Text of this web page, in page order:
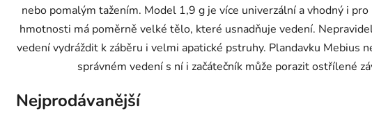
nebo pomalým tažením. Model 1,9 g je více univerzální a vhodný i
hmotnosti má poměrně velké tělo, které usnadňuje vedení.
vedení vydráždit k záběru i velmi apatické pstruhy. Plandavku Mebius
správném vedení s ní i začátečník může porazit ostřílené
Nejprodávanější